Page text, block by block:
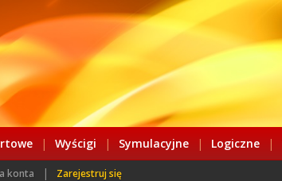
| Wyścigi | Symulacyjne | Logiczne |
konta | Zarejestruj się